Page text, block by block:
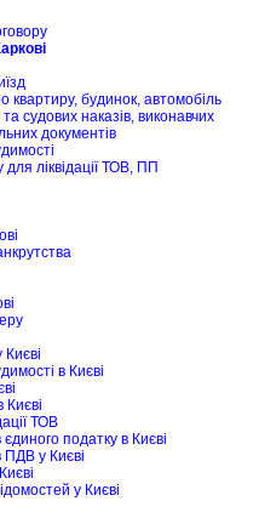
квартиру, будинок, автомобіль
судових наказів, виконавчих
документів
ліквідації ТОВ, ПП
в Києві
Києві
ТОВ
податку в Києві
ПДВ у Києві
у Києві